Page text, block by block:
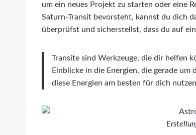
um ein neues Projekt zu starten oder eine
Saturn-Transit bevorsteht, kannst du dich
überprüfst und sicherstellst, dass du auf
Transite sind Werkzeuge, die dir helfen
Einblicke in die Energien, die gerade
diese Energien am besten für dich